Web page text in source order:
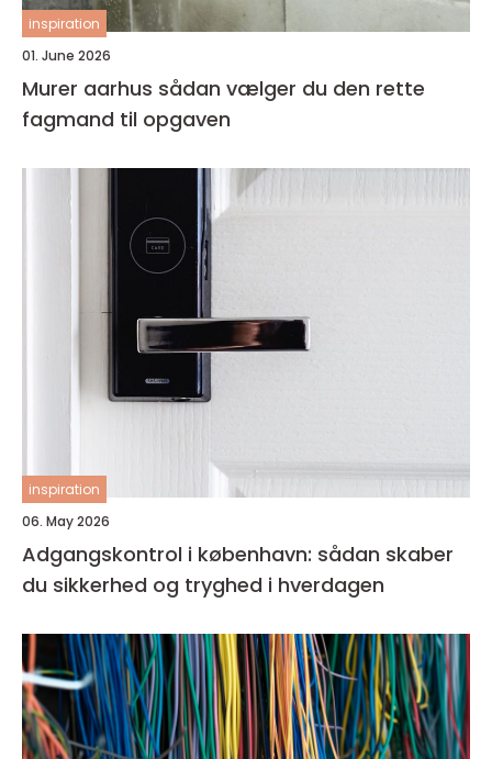
inspiration
01. June 2026
Murer aarhus sådan vælger du den rette
fagmand til opgaven
inspiration
06. May 2026
Adgangskontrol i københavn: sådan skaber
du sikkerhed og tryghed i hverdagen